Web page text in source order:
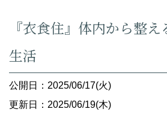
『衣食住』体内から整え
生活
公開日：2025/06/17(火)
更新日：2025/06/19(木)